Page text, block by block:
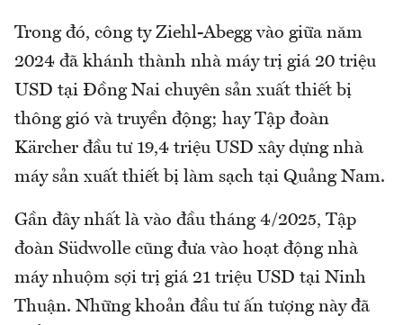
Trong đó, công ty Ziehl-Abegg vào giữa năm
2024 đã khánh thành nhà máy trị giá 20 triệu
USD tại Đồng Nai chuyên sản xuất thiết bị
thông gió và truyền động; hay Tập đoàn
Kärcher đầu tư 19,4 triệu USD xây dựng nhà
máy sản xuất thiết bị làm sạch tại Quảng Nam.
Gần đây nhất là vào đầu tháng 4/2025, Tập
đoàn Südwolle cũng đưa vào hoạt động nhà
máy nhuộm sợi trị giá 21 triệu USD tại Ninh
Thuận. Những khoản đầu tư ấn tượng này đã